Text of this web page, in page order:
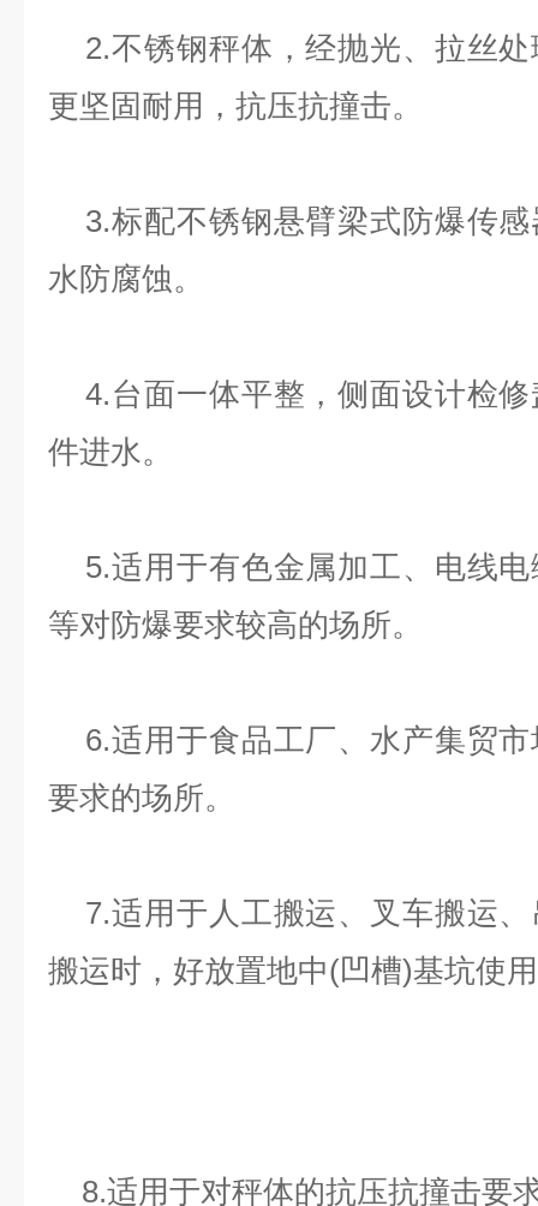
2.不锈钢秤体，经抛光、拉丝处
更坚固耐用，抗压抗撞击。
3.标配不锈钢悬臂梁式防爆传感
水防腐蚀。
4.台面一体平整，侧面设计检修
件进水。
5.适用于有色金属加工、电线电
等对防爆要求较高的场所。
6.适用于食品工厂、水产集贸市
要求的场所。
7.适用于人工搬运、叉车搬运、
搬运时，好放置地中(凹槽)基坑使
8.适用于对秤体的抗压抗撞击要